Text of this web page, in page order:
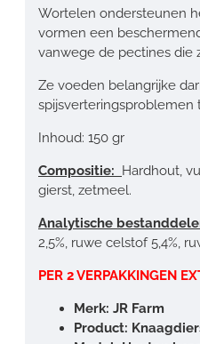
Wortelen ondersteunen
vormen een
vanwege de pectines die
Ze voeden belangrijke
spijsverteringsproblemen
Inhoud: 150 gr
Compositie: Hardhout,
gierst, zetmeel.
Analytische
2,5%, ruwe celstof 5,4%,
PER 2 VERPAKKINGEN
Merk: JR Farm
Product: